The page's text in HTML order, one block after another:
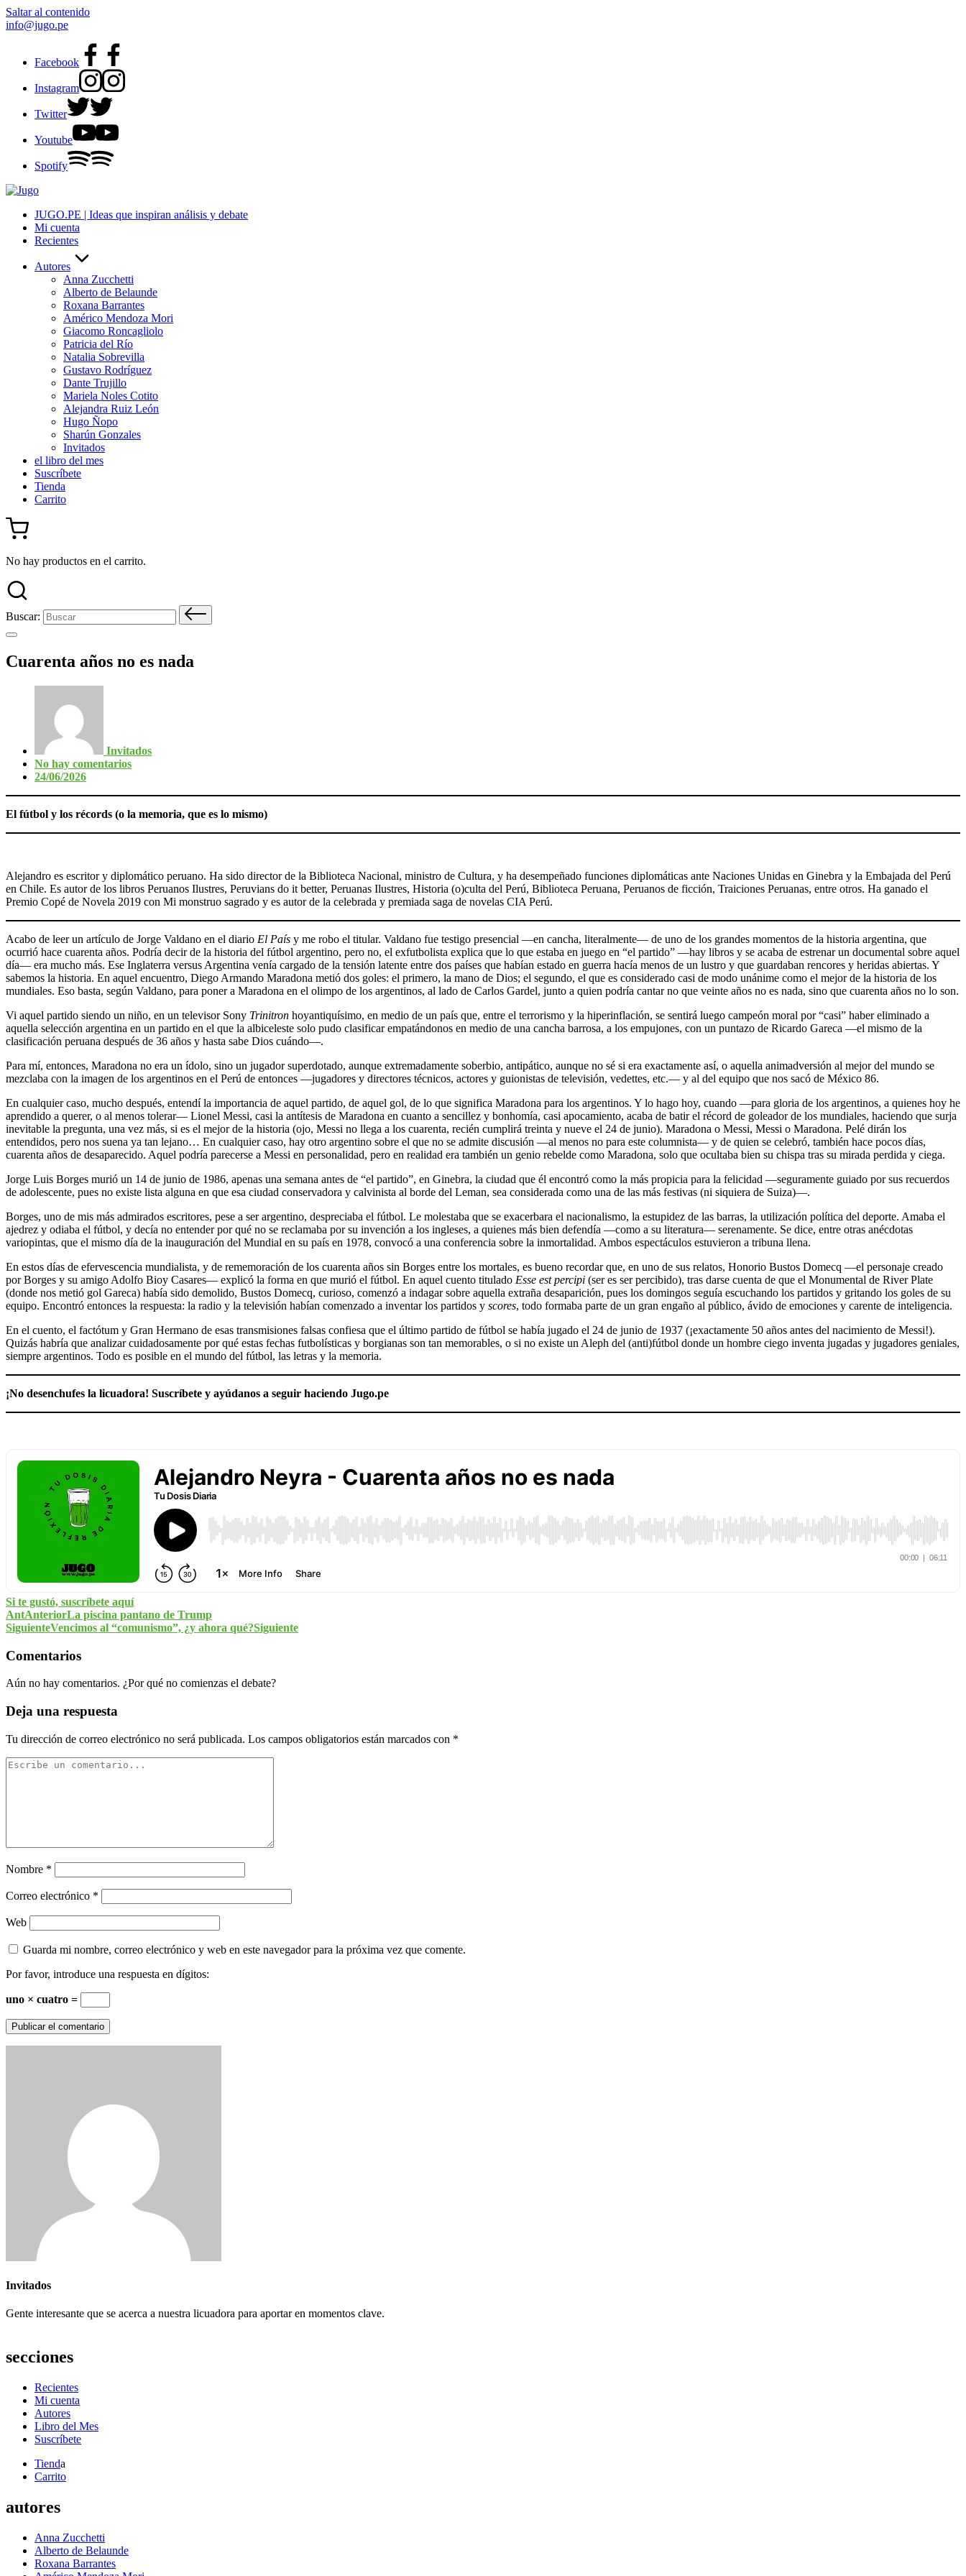
Saltar al contenido
info@jugo.pe
Facebook
Instagram
Twitter
Youtube
Spotify
JUGO.PE | Ideas que inspiran análisis y debate
Mi cuenta
Recientes
Autores
Anna Zucchetti
Alberto de Belaunde
Roxana Barrantes
Américo Mendoza Mori
Giacomo Roncagliolo
Patricia del Río
Natalia Sobrevilla
Gustavo Rodríguez
Dante Trujillo
Mariela Noles Cotito
Alejandra Ruiz León
Hugo Ñopo
Sharún Gonzales
Invitados
el libro del mes
Suscríbete
Tienda
Carrito
No hay productos en el carrito.
Buscar:
Cuarenta años no es nada
Invitados
No hay comentarios
24/06/2026
El fútbol y los récords (o la memoria, que es lo mismo)
Alejandro es escritor y diplomático peruano. Ha sido director de la Biblioteca Nacional, ministro de Cultura, y ha desempeñado funciones diplomáticas ante Naciones Unidas en Ginebra y la Embajada del Perú
en Chile. Es autor de los libros Peruanos Ilustres, Peruvians do it better, Peruanas Ilustres, Historia (o)culta del Perú, Biblioteca Peruana, Peruanos de ficción, Traiciones Peruanas, entre otros. Ha ganado el
Premio Copé de Novela 2019 con Mi monstruo sagrado y es autor de la celebrada y premiada saga de novelas CIA Perú.
Acabo de leer un artículo de Jorge Valdano en el diario El País y me robo el titular. Valdano fue testigo presencial —en cancha, literalmente— de uno de los grandes momentos de la historia argentina, que
ocurrió hace cuarenta años. Podría decir de la historia del fútbol argentino, pero no, el exfutbolista explica que lo que estaba en juego en “el partido” —hay libros y se acaba de estrenar un documental sobre aquel
día— era mucho más. Ese Inglaterra versus Argentina venía cargado de la tensión latente entre dos países que habían estado en guerra hacía menos de un lustro y que guardaban rencores y heridas abiertas. Y
sabemos la historia. En aquel encuentro, Diego Armando Maradona metió dos goles: el primero, la mano de Dios; el segundo, el que es considerado casi de modo unánime como el mejor de la historia de los
mundiales. Eso basta, según Valdano, para poner a Maradona en el olimpo de los argentinos, al lado de Carlos Gardel, junto a quien podría cantar no que veinte años no es nada, sino que cuarenta años no lo son.
Vi aquel partido siendo un niño, en un televisor Sony Trinitron hoyantiquísimo, en medio de un país que, entre el terrorismo y la hiperinflación, se sentirá luego campeón moral por “casi” haber eliminado a
aquella selección argentina en un partido en el que la albiceleste solo pudo clasificar empatándonos en medio de una cancha barrosa, a los empujones, con un puntazo de Ricardo Gareca —el mismo de la
clasificación peruana después de 36 años y hasta sabe Dios cuándo—.
Para mí, entonces, Maradona no era un ídolo, sino un jugador superdotado, aunque extremadamente soberbio, antipático, aunque no sé si era exactamente así, o aquella animadversión al mejor del mundo se
mezclaba con la imagen de los argentinos en el Perú de entonces —jugadores y directores técnicos, actores y guionistas de televisión, vedettes, etc.— y al del equipo que nos sacó de México 86.
En cualquier caso, mucho después, entendí la importancia de aquel partido, de aquel gol, de lo que significa Maradona para los argentinos. Y lo hago hoy, cuando —para gloria de los argentinos, a quienes hoy he
aprendido a querer, o al menos tolerar— Lionel Messi, casi la antítesis de Maradona en cuanto a sencillez y bonhomía, casi apocamiento, acaba de batir el récord de goleador de los mundiales, haciendo que surja
inevitable la pregunta, una vez más, si es el mejor de la historia (ojo, Messi no llega a los cuarenta, recién cumplirá treinta y nueve el 24 de junio). Maradona o Messi, Messi o Maradona. Pelé dirán los
entendidos, pero nos suena ya tan lejano… En cualquier caso, hay otro argentino sobre el que no se admite discusión —al menos no para este columnista— y de quien se celebró, también hace pocos días,
cuarenta años de desaparecido. Aquel podría parecerse a Messi en personalidad, pero en realidad era también un genio rebelde como Maradona, solo que ocultaba bien su chispa tras su mirada perdida y ciega.
Jorge Luis Borges murió un 14 de junio de 1986, apenas una semana antes de “el partido”, en Ginebra, la ciudad que él encontró como la más propicia para la felicidad —seguramente guiado por sus recuerdos
de adolescente, pues no existe lista alguna en que esa ciudad conservadora y calvinista al borde del Leman, sea considerada como una de las más festivas (ni siquiera de Suiza)—.
Borges, uno de mis más admirados escritores, pese a ser argentino, despreciaba el fútbol. Le molestaba que se exacerbara el nacionalismo, la estupidez de las barras, la utilización política del deporte. Amaba el
ajedrez y odiaba el fútbol, y decía no entender por qué no se reclamaba por su invención a los ingleses, a quienes más bien defendía —como a su literatura— serenamente. Se dice, entre otras anécdotas
variopintas, que el mismo día de la inauguración del Mundial en su país en 1978, convocó a una conferencia sobre la inmortalidad. Ambos espectáculos estuvieron a tribuna llena.
En estos días de efervescencia mundialista, y de rememoración de los cuarenta años sin Borges entre los mortales, es bueno recordar que, en uno de sus relatos, Honorio Bustos Domecq —el personaje creado
por Borges y su amigo Adolfo Bioy Casares— explicó la forma en que murió el fútbol. En aquel cuento titulado Esse est percipi (ser es ser percibido), tras darse cuenta de que el Monumental de River Plate
(donde nos metió gol Gareca) había sido demolido, Bustos Domecq, curioso, comenzó a indagar sobre aquella extraña desaparición, pues los domingos seguía escuchando los partidos y gritando los goles de su
equipo. Encontró entonces la respuesta: la radio y la televisión habían comenzado a inventar los partidos y scores, todo formaba parte de un gran engaño al público, ávido de emociones y carente de inteligencia.
En el cuento, el factótum y Gran Hermano de esas transmisiones falsas confiesa que el último partido de fútbol se había jugado el 24 de junio de 1937 (¡exactamente 50 años antes del nacimiento de Messi!).
Quizás habría que analizar cuidadosamente por qué estas fechas futbolísticas y borgianas son tan memorables, o si no existe un Aleph del (anti)fútbol donde un hombre ciego inventa jugadas y jugadores geniales,
siempre argentinos. Todo es posible en el mundo del fútbol, las letras y la memoria.
¡No desenchufes la licuadora! Suscríbete y ayúdanos a seguir haciendo Jugo.pe
Si te gustó, suscríbete aquí
AntAnteriorLa piscina pantano de Trump
SiguienteVencimos al “comunismo”, ¿y ahora qué?Siguiente
Comentarios
Aún no hay comentarios. ¿Por qué no comienzas el debate?
Deja una respuesta
Tu dirección de correo electrónico no será publicada. Los campos obligatorios están marcados con *
Nombre *
Correo electrónico *
Web
Guarda mi nombre, correo electrónico y web en este navegador para la próxima vez que comente.
Por favor, introduce una respuesta en dígitos:
uno × cuatro =
Invitados
Gente interesante que se acerca a nuestra licuadora para aportar en momentos clave.
secciones
Recientes
Mi cuenta
Autores
Libro del Mes
Suscríbete
Tienda
Carrito
autores
Anna Zucchetti
Alberto de Belaunde
Roxana Barrantes